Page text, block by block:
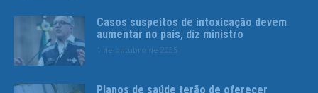
Casos suspeitos de intoxicação devem
aumentar no país, diz ministro
1 de outubro de 2025
Planos de saúde terão de oferecer